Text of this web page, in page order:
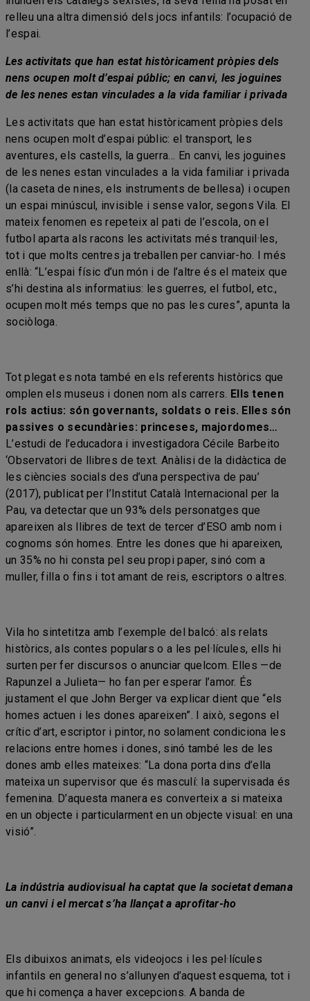
relleu una altra dimensió dels jocs infantils: l’ocupació de
l’espai.
Les activitats que han estat històricament pròpies dels
nens ocupen molt d’espai públic; en canvi, les joguines
de les nenes estan vinculades a la vida familiar i privada
Les activitats que han estat històricament pròpies dels
nens ocupen molt d’espai públic: el transport, les
aventures, els castells, la guerra… En canvi, les joguines
de les nenes estan vinculades a la vida familiar i privada
(la caseta de nines, els instruments de bellesa) i ocupen
un espai minúscul, invisible i sense valor, segons Vila. El
mateix fenomen es repeteix al pati de l’escola, on el
futbol aparta als racons les activitats més tranquil·les,
tot i que molts centres ja treballen per canviar-ho. I més
enllà: “L’espai físic d’un món i de l’altre és el mateix que
s’hi destina als informatius: les guerres, el futbol, etc.,
ocupen molt més temps que no pas les cures”, apunta la
sociòloga.
Tot plegat es nota també en els referents històrics que
omplen els museus i donen nom als carrers. Ells tenen
rols actius: són governants, soldats o reis. Elles són
passives o secundàries: princeses, majordomes…
L’estudi de l’educadora i investigadora Cécile Barbeito
‘Observatori de llibres de text. Anàlisi de la didàctica de
les ciències socials des d’una perspectiva de pau’
(2017), publicat per l’Institut Català Internacional per la
Pau, va detectar que un 93% dels personatges que
apareixen als llibres de text de tercer d’ESO amb nom i
cognoms són homes. Entre les dones que hi apareixen,
un 35% no hi consta pel seu propi paper, sinó com a
muller, filla o fins i tot amant de reis, escriptors o altres.
Vila ho sintetitza amb l’exemple del balcó: als relats
històrics, als contes populars o a les pel·lícules, ells hi
surten per fer discursos o anunciar quelcom. Elles —de
Rapunzel a Julieta— ho fan per esperar l’amor. És
justament el que John Berger va explicar dient que “els
homes actuen i les dones apareixen”. I això, segons el
crític d’art, escriptor i pintor, no solament condiciona les
relacions entre homes i dones, sinó també les de les
dones amb elles mateixes: “La dona porta dins d’ella
mateixa un supervisor que és masculí: la supervisada és
femenina. D’aquesta manera es converteix a si mateixa
en un objecte i particularment en un objecte visual: en una
visió”.
La indústria audiovisual ha captat que la societat demana
un canvi i el mercat s’ha llançat a aprofitar-ho
Els dibuixos animats, els videojocs i les pel·lícules
infantils en general no s’allunyen d’aquest esquema, tot i
que hi comença a haver excepcions. A banda de